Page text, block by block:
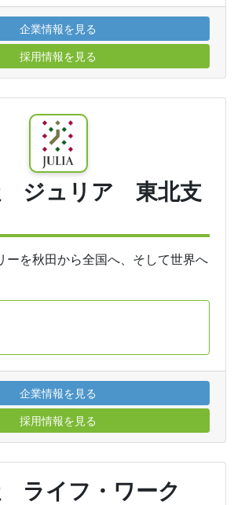
企業情報を見る
採用情報を見る
ジュリア 東北支
ーを秋田から全国へ、そして世界へ
企業情報を見る
採用情報を見る
ライフ・ワーク